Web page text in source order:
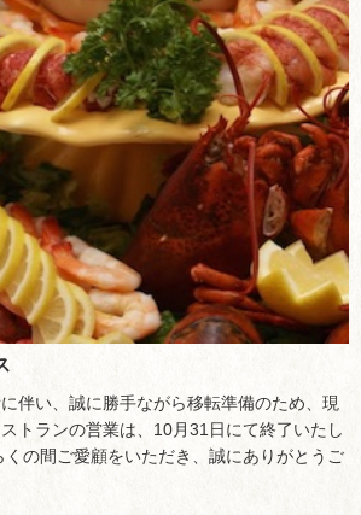
伴い、誠に勝手ながら移転準備のため、現
トランの営業は、10月31日にて終了いたし
くの間ご愛顧をいただき、誠にありがとうご